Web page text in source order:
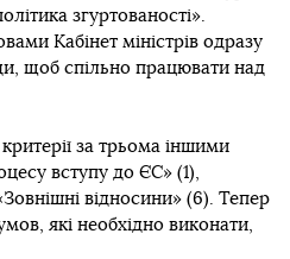
згуртованості».
Кабінет міністрів одразу
щоб спільно працювати над
за трьома іншими
вступу до ЄС» (1),
відносини» (6). Тепер
які необхідно виконати,